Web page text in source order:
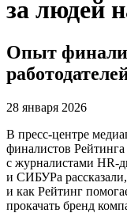
за людей
Опыт
28 января 2026
В пресс-центре
финалистов Рейтинга
с журналистами HR-
и СИБУРа
и как Рейтинг
прокачать бренд